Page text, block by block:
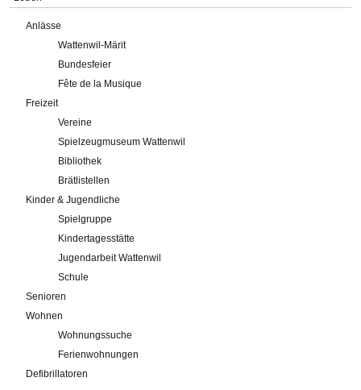
Anlässe
Wattenwil-Märit
Bundesfeier
Fête de la Musique
Freizeit
Vereine
Spielzeugmuseum Wattenwil
Bibliothek
Brätlistellen
Kinder & Jugendliche
Spielgruppe
Kindertagesstätte
Jugendarbeit Wattenwil
Schule
Senioren
Wohnen
Wohnungssuche
Ferienwohnungen
Defibrillatoren